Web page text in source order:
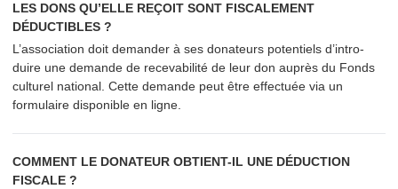
LES DONS QU’ELLE REÇOIT SONT FISCALEMENT
DÉDUCTIBLES ?
L’as­so­ci­a­tion doit demander à ses donateurs potentiels d’in­tro­
duire une demande de recev­abil­ité de leur don auprès du Fonds
culturel national. Cette demande peut être effectuée via un
formulaire disponible en ligne.
COMMENT LE DONATEUR OBTIENT-IL UNE DÉDUCTION
FISCALE ?